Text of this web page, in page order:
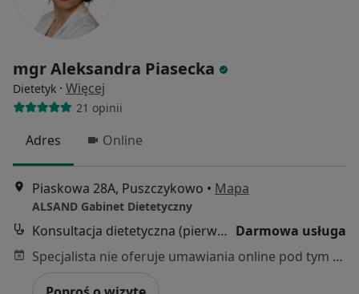
mgr Aleksandra Piasecka
Dietetyk · Więcej
21 opinii
Adres Online
Piaskowa 28A, Puszczykowo • Mapa
ALSAND Gabinet Dietetyczny
Konsultacja dietetyczna (pierwsza wizyta) Darmowa usługa
Specjalista nie oferuje umawiania online pod tym adresem.